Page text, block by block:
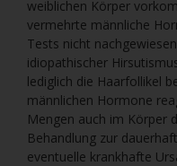
weiblichen Körper
vermehrte männliche
Tests nicht
idiopathischer
lediglich die Haarfollikel
männlichen Hormone
Mengen auch im Körper
Behandlung zur
eventuelle krankhafte